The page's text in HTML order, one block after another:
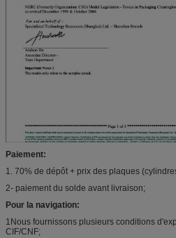
Paiement:
1. 70% de dépôt + prix des plaques
2- paiement du solde avant livraison;
Pour la navigation:
1Nous fournissons plusieurs conditions
CIF/CNF;